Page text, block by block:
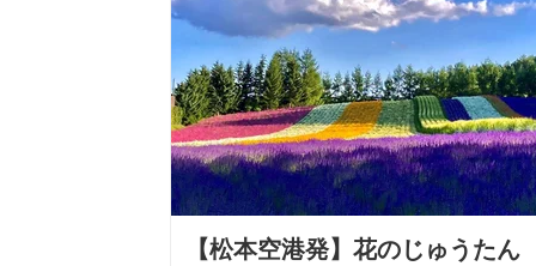
【松本空港発】花のじゅうた